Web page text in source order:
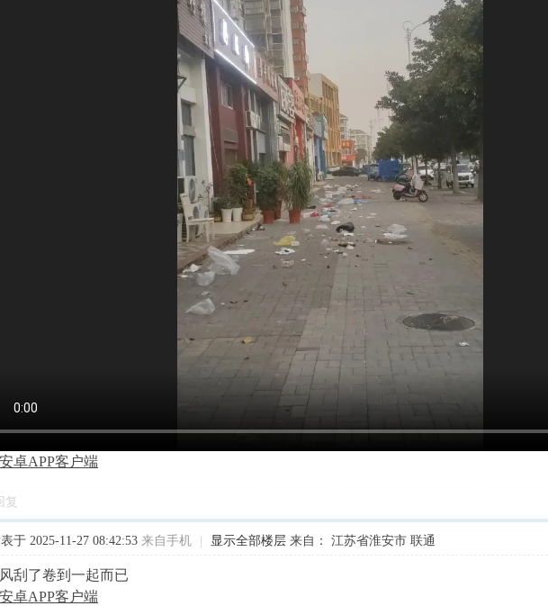
卓APP客户端
复
于 2025-11-27 08:42:53 来自手机 显示全部楼层 来自： 江苏省淮安市 联通
刮了卷到一起而已
卓APP客户端